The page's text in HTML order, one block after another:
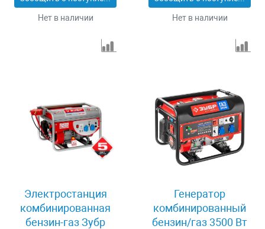
Нет в наличии Нет в наличии
Электростанция
комбинированная
бензин-газ Зубр
Генератор
комбинированный
бензин/газ 3500 Вт